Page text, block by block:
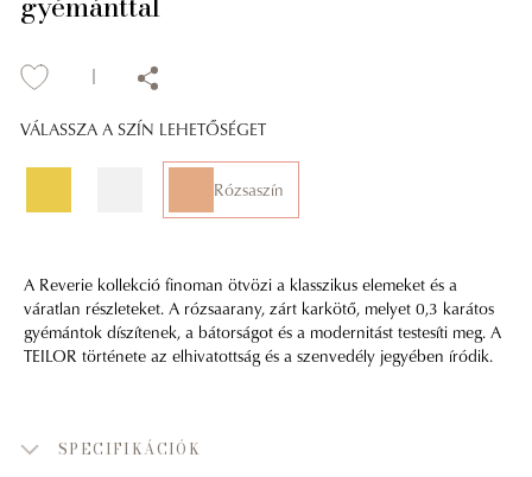
VÁLASSZA A SZÍN LEHETŐSÉGET
Rózsaszín
A Reverie kollekció finoman ötvözi a klasszikus elemeket és a
váratlan részleteket. A rózsaarany, zárt karkötő, melyet 0,3 karátos
gyémántok díszítenek, a bátorságot és a modernitást testesíti meg. A
TEILOR története az elhivatottság és a szenvedély jegyében íródik.
SPECIFIKÁCIÓK